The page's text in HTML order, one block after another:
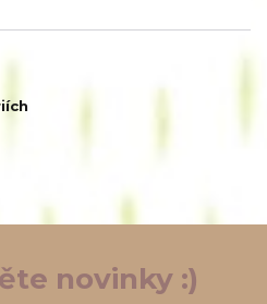
novinky :)